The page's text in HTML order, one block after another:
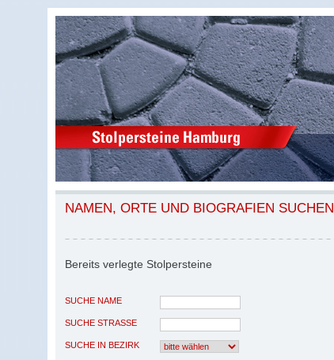
NAMEN, ORTE UND BIOGRAFIEN SUCHEN
Bereits verlegte Stolpersteine
SUCHE NAME
SUCHE STRASSE
SUCHE IN BEZIRK